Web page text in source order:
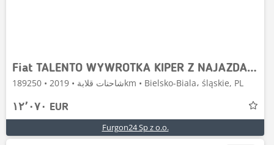
Fiat TALENTO WYWROTKA KIPER Z NAJAZDAMI NR 910
شاحنات قلابة • 2019 • 189250km • Bielsko-Biala، śląskie, PL
١٢٬٠٧٠ EUR
Furgon24 Sp z o.o.